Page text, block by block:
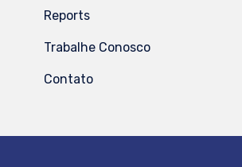
Reports
Trabalhe Conosco
Contato